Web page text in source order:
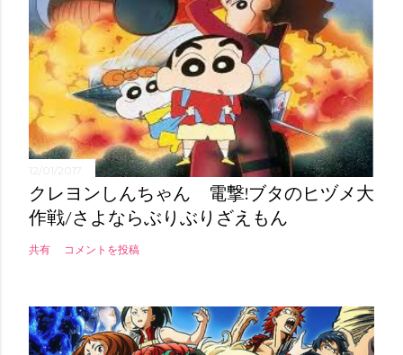
12/01/2017
クレヨンしんちゃん 電撃!ブタのヒヅメ大
作戦/さよならぶりぶりざえもん
共有 コメントを投稿